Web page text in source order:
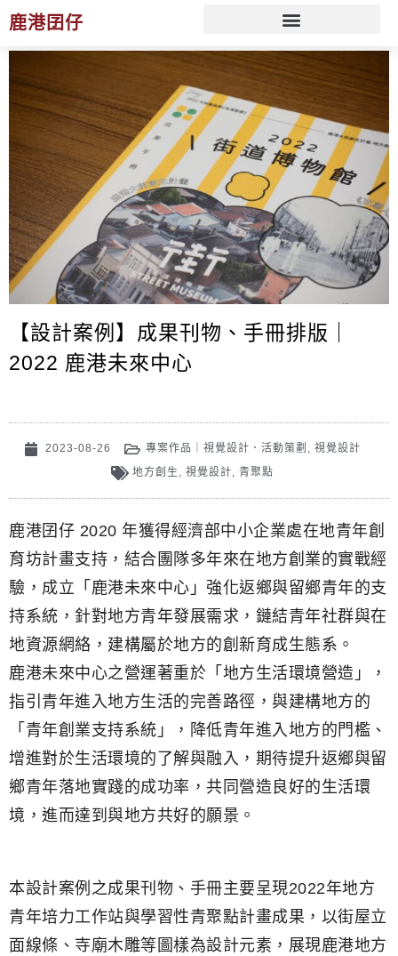
鹿港囝仔
【設計案例】成果刊物、手冊排版｜
2022 鹿港未來中心
2023-08-26 專案作品｜視覺設計．活動策劃 , 視覺設計
地方創生 , 視覺設計, 青聚點
鹿港囝仔 2020 年獲得經濟部中小企業處在地青年創
育坊計畫支持，結合團隊多年來在地方創業的實戰經
驗，成立「鹿港未來中心」強化返鄉與留鄉青年的支
持系統，針對地方青年發展需求，鏈結青年社群與在
地資源網絡，建構屬於地方的創新育成生態系。
鹿港未來中心之營運著重於「地方生活環境營造」，
指引青年進入地方生活的完善路徑，與建構地方的
「青年創業支持系統」，降低青年進入地方的門檻、
增進對於生活環境的了解與融入，期待提升返鄉與留
鄉青年落地實踐的成功率，共同營造良好的生活環
境，進而達到與地方共好的願景。
本設計案例之成果刊物、手冊主要呈現2022年地方
青年培力工作站與學習性青聚點計畫成果，以街屋立
面線條、寺廟木雕等圖樣為設計元素，展現鹿港地方